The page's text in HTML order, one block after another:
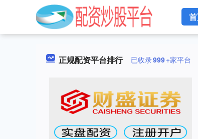
正规配资平台排行 已收录999+家平台